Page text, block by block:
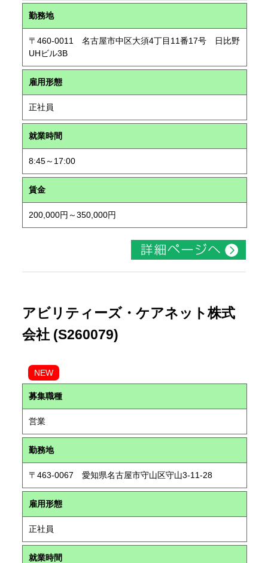
勤務地
〒460-0011 名古屋市中区大須4丁目11番17号 日比野
UHビル3B
雇用形態
正社員
就業時間
8:45～17:00
賃金
200,000円～350,000円
アビリティーズ・ケアネット株式
会社 (S260079)
NEW
募集職種
営業
勤務地
〒463-0067 愛知県名古屋市守山区守山3-11-28
雇用形態
正社員
就業時間